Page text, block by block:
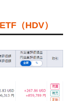
（HDV）